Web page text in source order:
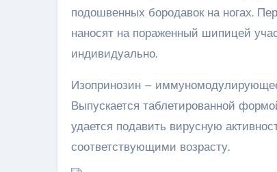
подошвенных бородавок на ногах.
наносят на пораженный шипицей
индивидуально.
Изопринозин –
Выпускается таблетированной
удается подавить вирусную
соответствующими возрасту.